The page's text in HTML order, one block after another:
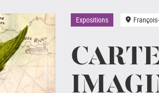
Expositions